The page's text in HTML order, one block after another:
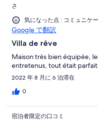
さ
気になった点 : コミュニケ
Google で翻訳
Villa de rêve
Maison très bien équipée,
entretenus, tout était
2022 年 8 月に 6 泊滞在
0
宿泊者限定の口コミ